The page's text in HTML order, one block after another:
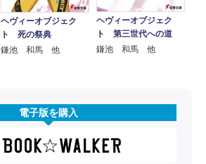
ヘヴィーオブジェク
ト 死の祭典
鎌池 和馬 他
ヘヴィーオブジェク
ト 第三世代への道
鎌池 和馬 他
電子版を購入